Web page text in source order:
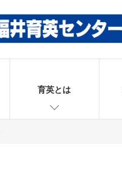
育英とは